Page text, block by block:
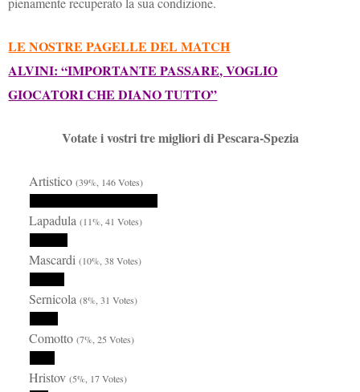
LE NOSTRE PAGELLE DEL MATCH
ALVINI: “IMPORTANTE PASSARE, VOGLIO
GIOCATORI CHE DIANO TUTTO”
Votate i vostri tre migliori di Pescara-Spezia
Artistico(39%, 146 Votes)
Lapadula(11%, 41 Votes)
Mascardi(10%, 38 Votes)
Sernicola(8%, 31 Votes)
Comotto(7%, 25 Votes)
Hristov(5%, 17 Votes)